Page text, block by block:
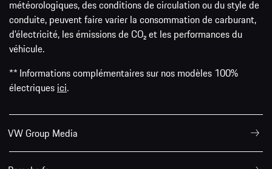
météorologiques, des conditions de circulation ou du style de
conduite, peuvent faire varier la consommation de carburant,
d’électricité, les émissions de CO₂ et les performances du
véhicule.
** Informations complémentaires sur nos modèles 100%
électriques ici.
VW Group Media